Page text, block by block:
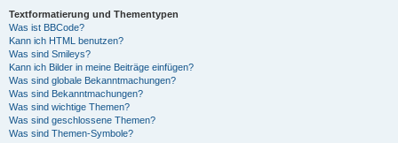
Textformatierung und Thementypen
Was ist BBCode?
Kann ich HTML benutzen?
Was sind Smileys?
Kann ich Bilder in meine Beiträge einfügen?
Was sind globale Bekanntmachungen?
Was sind Bekanntmachungen?
Was sind wichtige Themen?
Was sind geschlossene Themen?
Was sind Themen-Symbole?